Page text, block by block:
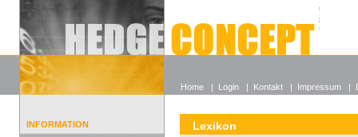
Alle
Wieso
INFORMATION Lexikon
Home | Login | Kontakt | Impressum |